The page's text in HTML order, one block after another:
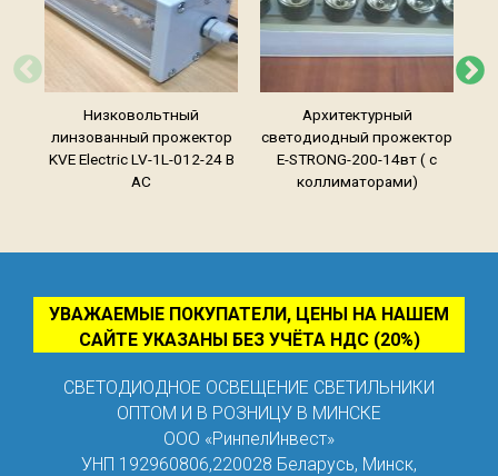
Низковольтный
линзованный прожектор
KVE Electric LV-1L-012-24 В
AC
Архитектурный
светодиодный прожектор
E-STRONG-200-14вт ( с
коллиматорами)
УВАЖАЕМЫЕ ПОКУПАТЕЛИ, ЦЕНЫ НА НАШЕМ
САЙТЕ УКАЗАНЫ БЕЗ УЧЁТА НДС (20%)
СВЕТОДИОДНОЕ ОСВЕЩЕНИЕ СВЕТИЛЬНИКИ
ОПТОМ И В РОЗНИЦУ В МИНСКЕ
ООО «РинпелИнвест»
УНП 192960806,220028 Беларусь, Минск,